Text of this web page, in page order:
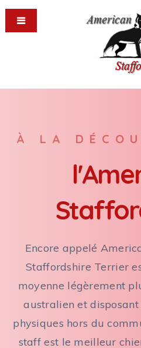
À LA
Encore appelé
Staffordshire Terrier
moyenne légèrement
australien et
physiques hors du
staff est le meilleur